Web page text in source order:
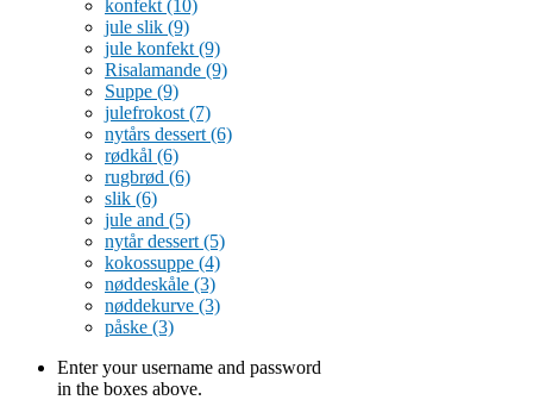
konfekt (10)
jule slik (9)
jule konfekt (9)
Risalamande (9)
Suppe (9)
julefrokost (7)
nytårs dessert (6)
rødkål (6)
rugbrød (6)
slik (6)
jule and (5)
nytår dessert (5)
kokossuppe (4)
nøddeskåle (3)
nøddekurve (3)
påske (3)
Enter your username and password
in the boxes above.